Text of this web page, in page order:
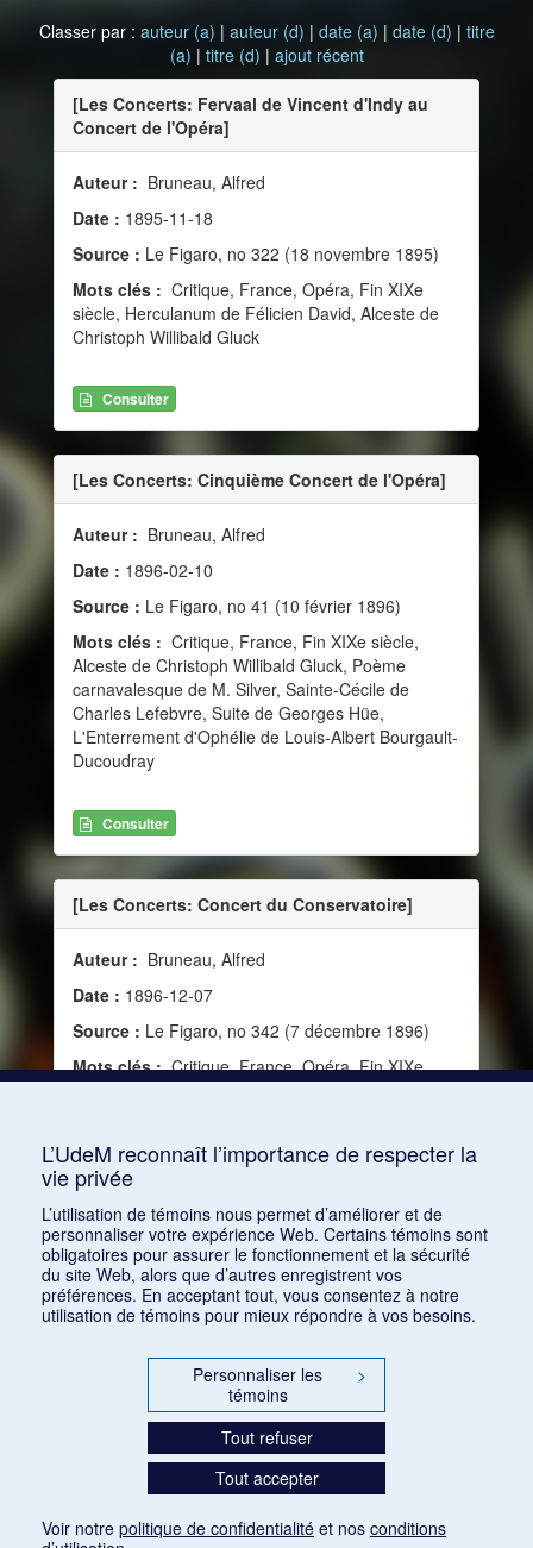
Classer par : auteur (a) | auteur (d) | date (a) | date (d) | titre
(a) | titre (d) | ajout récent
[Les Concerts: Fervaal de Vincent d'Indy au
Concert de l'Opéra]
Auteur : Bruneau, Alfred
Date : 1895-11-18
Source : Le Figaro, no 322 (18 novembre 1895)
Mots clés : Critique, France, Opéra, Fin XIXe
siècle, Herculanum de Félicien David, Alceste de
Christoph Willibald Gluck
Consulter
[Les Concerts: Cinquième Concert de l'Opéra]
Auteur : Bruneau, Alfred
Date : 1896-02-10
Source : Le Figaro, no 41 (10 février 1896)
Mots clés : Critique, France, Fin XIXe siècle,
Alceste de Christoph Willibald Gluck, Poème
carnavalesque de M. Silver, Sainte-Cécile de
Charles Lefebvre, Suite de Georges Hüe,
L'Enterrement d'Ophélie de Louis-Albert Bourgault-
Ducoudray
Consulter
[Les Concerts: Concert du Conservatoire]
Auteur : Bruneau, Alfred
Date : 1896-12-07
Source : Le Figaro, no 342 (7 décembre 1896)
Mots clés :Critique, France, Opéra, Fin XIXe
siècle, Alceste de Christoph Willibald Gluck,
L’UdeM reconnaît l’importance de respecter la
vie privée
L’utilisation de témoins nous permet d’améliorer et de
personnaliser votre expérience Web. Certains témoins sont
obligatoires pour assurer le fonctionnement et la sécurité
du site Web, alors que d’autres enregistrent vos
préférences. En acceptant tout, vous consentez à notre
utilisation de témoins pour mieux répondre à vos besoins.
Personnaliser les
témoins
>
Tout refuser
Tout accepter
Voir notre politique de confidentialité et nos conditions